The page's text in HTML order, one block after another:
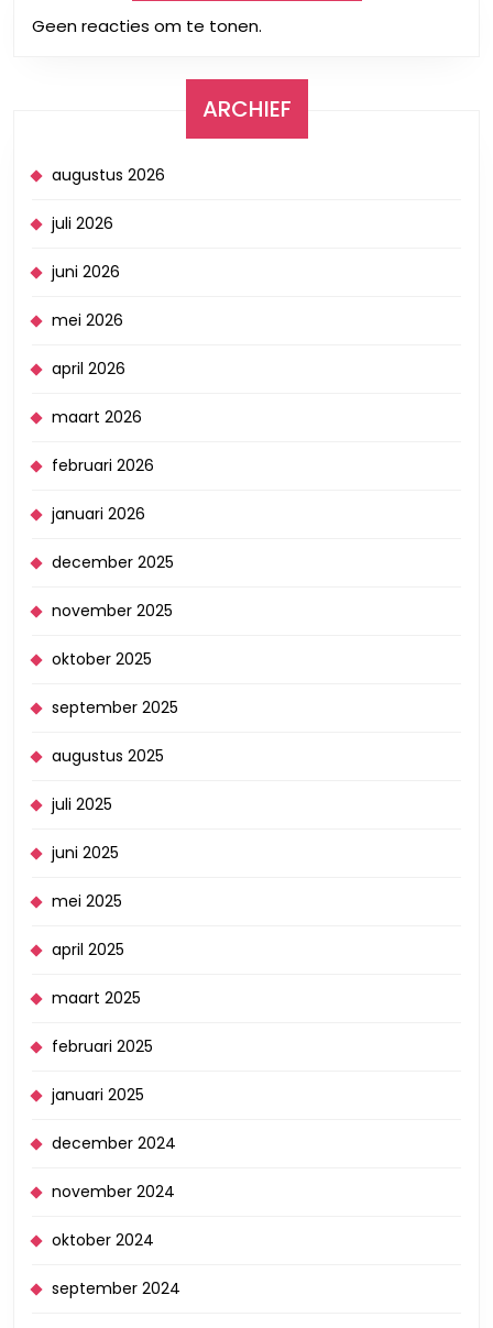
Geen reacties om te tonen.
ARCHIEF
augustus 2026
juli 2026
juni 2026
mei 2026
april 2026
maart 2026
februari 2026
januari 2026
december 2025
november 2025
oktober 2025
september 2025
augustus 2025
juli 2025
juni 2025
mei 2025
april 2025
maart 2025
februari 2025
januari 2025
december 2024
november 2024
oktober 2024
september 2024